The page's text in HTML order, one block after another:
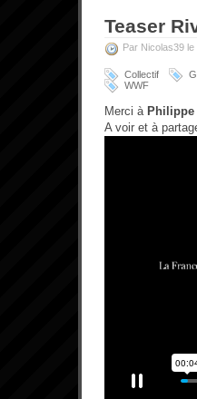
Teaser
Par Nicolas39
Collectif
WWF
Merci à Philippe
A voir et à